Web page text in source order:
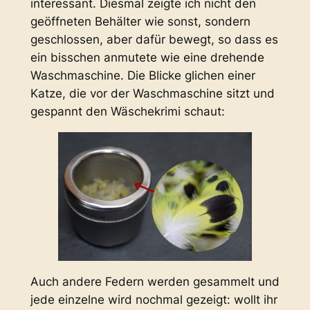
interessant. Diesmal zeigte ich nicht den
geöffneten Behälter wie sonst, sondern
geschlossen, aber dafür bewegt, so dass es
ein bisschen anmutete wie eine drehende
Waschmaschine. Die Blicke glichen einer
Katze, die vor der Waschmaschine sitzt und
gespannt den Wäschekrimi schaut:
Auch andere Federn werden gesammelt und
jede einzelne wird nochmal gezeigt: wollt ihr